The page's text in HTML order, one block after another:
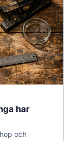
har
och